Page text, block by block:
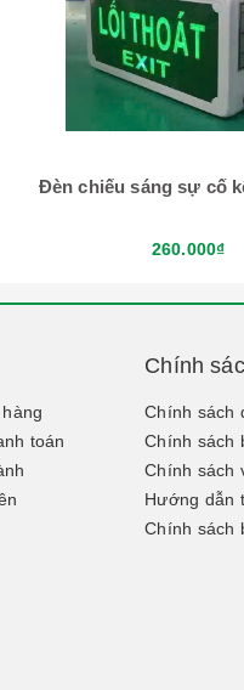
Đèn chiếu sáng sự cố
260.000₫
toán
Chính
Chính sách
Chính sách
Chính sách
Hướng dẫn
Chính sách